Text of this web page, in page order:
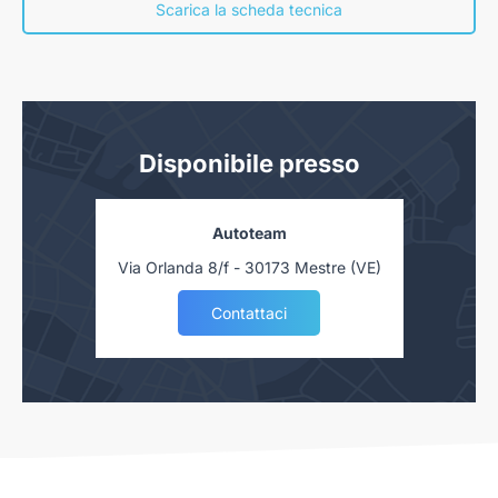
Scarica la scheda tecnica
Disponibile presso
Autoteam
Via Orlanda 8/f - 30173 Mestre (VE)
Contattaci